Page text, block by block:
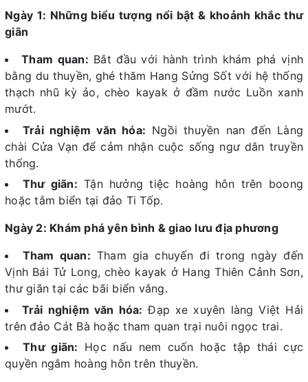
Ngày 1: Những biểu tượng nổi bật & khoảnh khắc thư
giãn
Tham quan: Bắt đầu với hành trình khám phá vịnh
bằng du thuyền, ghé thăm Hang Sửng Sốt với hệ thống
thạch nhũ kỳ ảo, chèo kayak ở đầm nước Luồn xanh
mướt.
Trải nghiệm văn hóa: Ngồi thuyền nan đến Làng
chài Cửa Vạn để cảm nhận cuộc sống ngư dân truyền
thống.
Thư giãn: Tận hưởng tiệc hoàng hôn trên boong
hoặc tắm biển tại đảo Ti Tốp.
Ngày 2: Khám phá yên bình & giao lưu địa phương
Tham quan: Tham gia chuyến đi trong ngày đến
Vịnh Bái Tử Long, chèo kayak ở Hang Thiên Cảnh Sơn,
thư giãn tại các bãi biển vắng.
Trải nghiệm văn hóa: Đạp xe xuyên làng Việt Hải
trên đảo Cát Bà hoặc tham quan trại nuôi ngọc trai.
Thư giãn: Học nấu nem cuốn hoặc tập thái cực
quyền ngắm hoàng hôn trên thuyền.